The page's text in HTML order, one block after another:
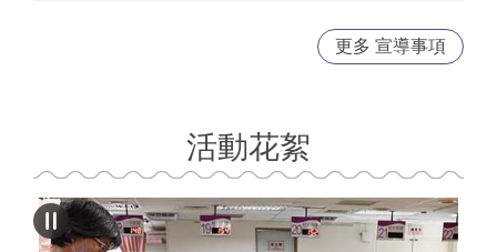
更多 宣導事項
活動花絮